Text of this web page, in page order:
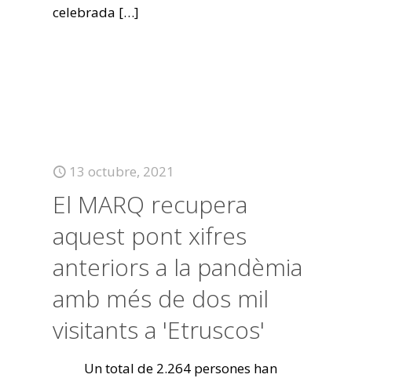
celebrada […]
13 octubre, 2021
El MARQ recupera
aquest pont xifres
anteriors a la pandèmia
amb més de dos mil
visitants a 'Etruscos'
Un total de 2.264 persones han